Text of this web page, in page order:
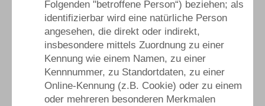
Folgenden "betroffene Person“) beziehen; als
identifizierbar wird eine natürliche Person
angesehen, die direkt oder indirekt,
insbesondere mittels Zuordnung zu einer
Kennung wie einem Namen, zu einer
Kennnummer, zu Standortdaten, zu einer
Online-Kennung (z.B. Cookie) oder zu einem
oder mehreren besonderen Merkmalen